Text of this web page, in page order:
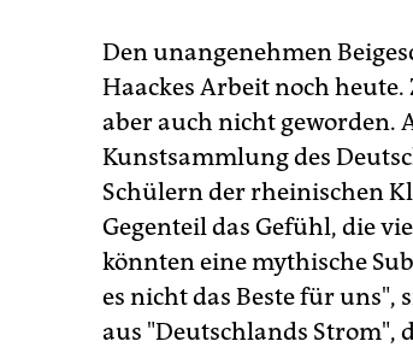
Den unangenehmen
Haackes Arbeit noch
aber auch nicht geworden.
Kunstsammlung des
Schülern der rheinischen
Gegenteil das Gefühl, die
könnten eine mythische
es nicht das Beste für uns",
aus "Deutschlands Strom",